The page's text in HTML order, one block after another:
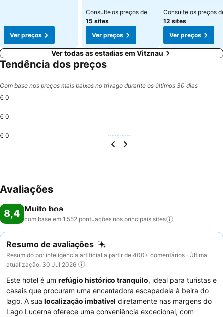
Ver preços
Consulte os preços de
15 sites
Ver preços
Consulte os preços
12 sites
Ver preços
Ver todas as estadias em Vitznau
Tendência dos preços
Com base nos preços mais baixos no trivago durante os últimos 30 dias
€ 0
€ 0
€ 0
Avaliações
8,4 Muito boa
com base em 1.552 pontuações nos principais sites
Resumo de avaliações
Resumido por inteligência artificial a partir de 400+ comentários · Última
atualização: 30 Jul 2026
Este hotel é um refúgio histórico tranquilo, ideal para turistas e
casais que procuram uma encantadora escapadela à beira do
lago. A sua localização imbatível diretamente nas margens do
Lago Lucerna oferece uma conveniência excecional, com